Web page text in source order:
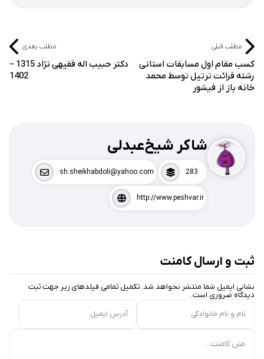
مطلب قبلی
کسب مقام اول مسابقات استانی
رشته قرائت ترتیل توسط محمد
خانه باز از فیشور
مطلب بعدی
دکتر حبیب اله فقیهی نژاد 1315 –
1402
شاکر شیخ‌عبدلی
283
sh.sheikhabdoli@yahoo.com
http://www.peshvar.ir
ثبت و ارسال کامنت
نشانی ایمیل شما منتشر نخواهد شد. تکمیل تمامی فیلد‌های زیر جهت ثبت
دیدگاه ضروری است.
نام و نام خانوادگی
آدرس ایمیل
متن کامنت...